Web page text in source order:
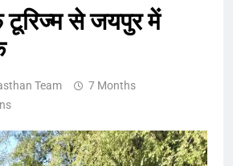
टूरिज्म से जयपुर में
Team
7 Months